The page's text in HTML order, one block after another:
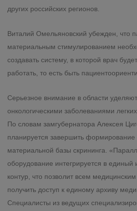
других российских регионов.
Виталий Омельяновский убежден, что
материальным стимулированием
создавать систему, в которой врач
работать, то есть быть
Серьезное внимание в области
онкологическими заболеваниями
По словам замгубернатора Алексея
планируется завершить
материальной базы скрининга.
оборудование интегрируется в
контур, что позволит всем
получить доступ к единому архиву
Специалисты из ведущих